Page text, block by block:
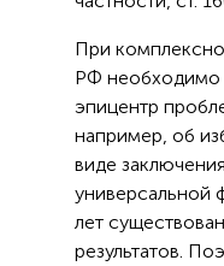
При
РФ необходимо
эпицентр
например, об
виде
универсальной
лет
результатов.